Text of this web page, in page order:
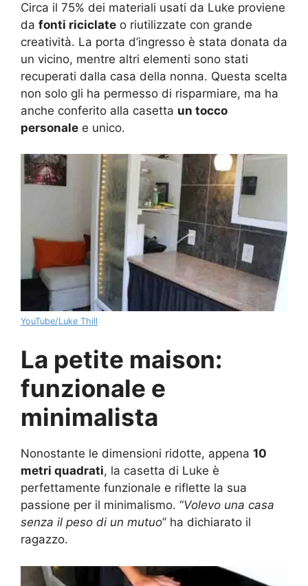
Circa il 75% dei materiali usati da Luke proviene
da fonti riciclate o riutilizzate con grande
creatività. La porta d’ingresso è stata donata da
un vicino, mentre altri elementi sono stati
recuperati dalla casa della nonna. Questa scelta
non solo gli ha permesso di risparmiare, ma ha
anche conferito alla casetta un tocco
personale e unico.
YouTube/Luke Thill
La petite maison:
funzionale e
minimalista
Nonostante le dimensioni ridotte, appena 10
metri quadrati, la casetta di Luke è
perfettamente funzionale e riflette la sua
passione per il minimalismo. “Volevo una casa
senza il peso di un mutuo” ha dichiarato il
ragazzo.